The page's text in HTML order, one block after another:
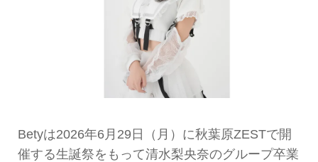
Betyは2026年6月29日（月）に秋葉原ZESTで開
催する生誕祭をもって清水梨央奈のグループ卒業